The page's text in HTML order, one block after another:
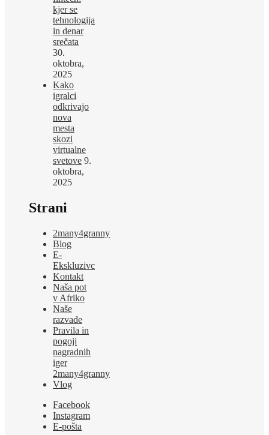
kjer se
tehnologija
in denar
srečata
30.
oktobra,
2025
Kako
igralci
odkrivajo
nova
mesta
skozi
virtualne
svetove 9.
oktobra,
2025
Strani
2many4granny
Blog
E-
Ekskluzivc
Kontakt
Naša pot
v Afriko
Naše
razvade
Pravila in
pogoji
nagradnih
iger
2many4granny
Vlog
Facebook
Instagram
E-pošta